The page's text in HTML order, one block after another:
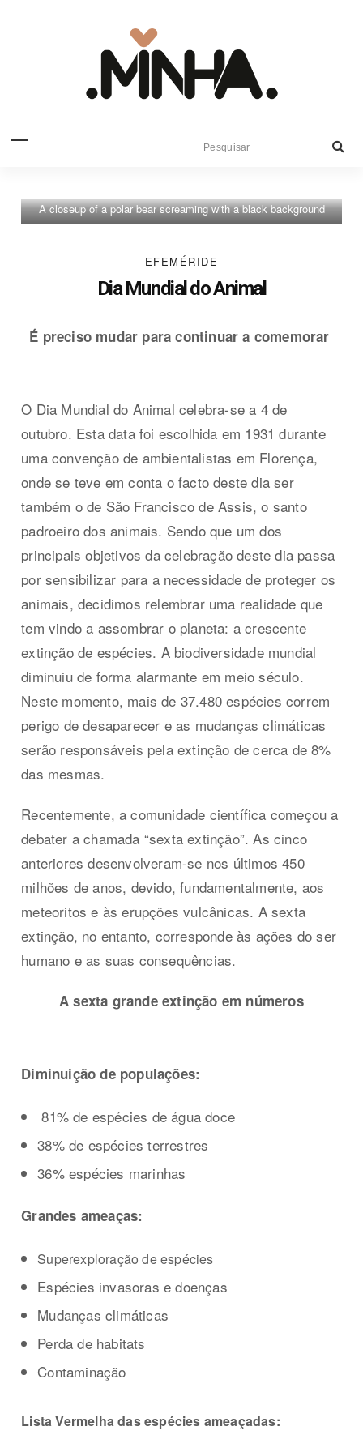
A closeup of a polar bear screaming with a black background
EFEMÉRIDE
Dia Mundial do Animal
É preciso mudar para continuar a comemorar
O Dia Mundial do Animal celebra-se a 4 de
outubro. Esta data foi escolhida em 1931 durante
uma convenção de ambientalistas em Florença,
onde se teve em conta o facto deste dia ser
também o de São Francisco de Assis, o santo
padroeiro dos animais. Sendo que um dos
principais objetivos da celebração deste dia passa
por sensibilizar para a necessidade de proteger os
animais, decidimos relembrar uma realidade que
tem vindo a assombrar o planeta: a crescente
extinção de espécies. A biodiversidade mundial
diminuiu de forma alarmante em meio século.
Neste momento, mais de 37.480 espécies correm
perigo de desaparecer e as mudanças climáticas
serão responsáveis pela extinção de cerca de 8%
das mesmas.
Recentemente, a comunidade científica começou a
debater a chamada “sexta extinção”. As cinco
anteriores desenvolveram-se nos últimos 450
milhões de anos, devido, fundamentalmente, aos
meteoritos e às erupções vulcânicas. A sexta
extinção, no entanto, corresponde às ações do ser
humano e as suas consequências.
A sexta grande extinção em números
Diminuição de populações:
81% de espécies de água doce
38% de espécies terrestres
36% espécies marinhas
Grandes ameaças:
Superexploração de espécies
Espécies invasoras e doenças
Mudanças climáticas
Perda de habitats
Contaminação
Lista Vermelha das espécies ameaçadas: